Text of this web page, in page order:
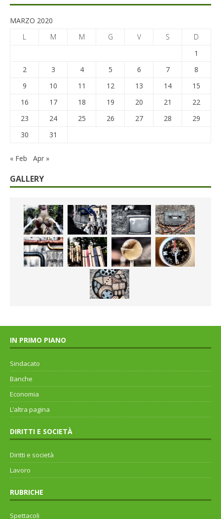
MARZO 2020
L
M M G V S
D
1
2
3 4 5 6 7
8
9
10 11 12 13 14
15
16
17 18 19 20 21
22
23
24 25 26 27 28
29
30
31
« Feb Apr »
GALLERY
IN PRIMO PIANO
Sindacato
Banche
Economia
L’altra pagina
DIRITTI E SOCIETÀ
Diritti e società
Lavoro
RUBRICHE
Spettacoli